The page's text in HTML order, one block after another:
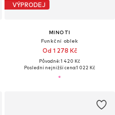
VÝPRODEJ
MINOTI
Funkční oblek
Od 1 278 Kč
Původně: 1 420 Kč
Poslední nejnižší cena:1 022 Kč